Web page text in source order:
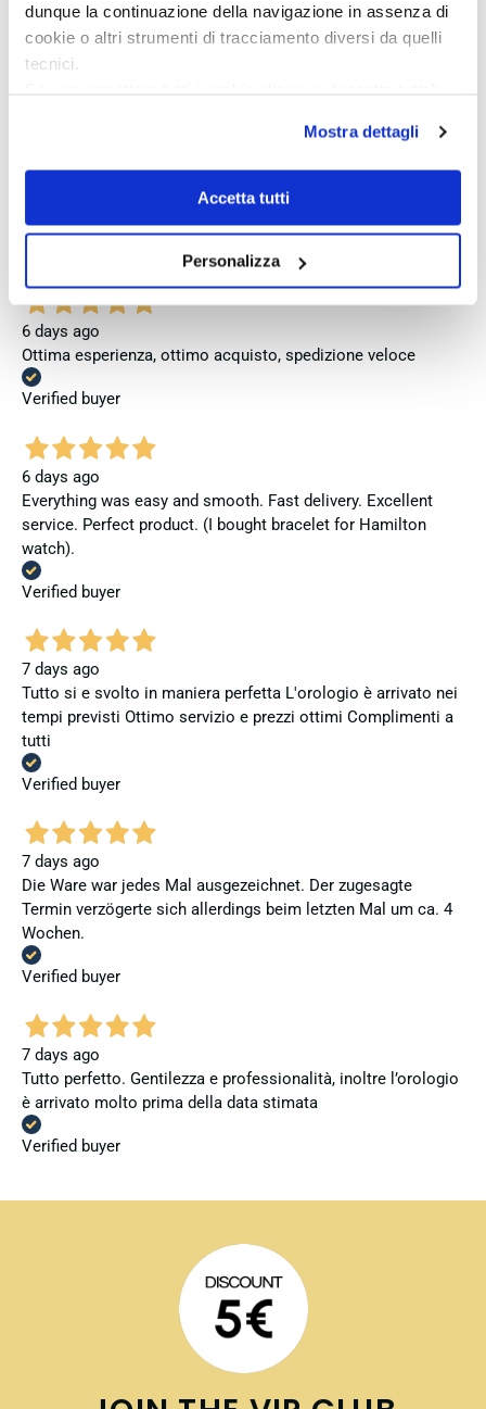
dunque la continuazione della navigazione in assenza di
cookie o altri strumenti di tracciamento diversi da quelli
tecnici.
Se vuoi saperne di più consulta laprivacy policye la
Mostra dettagli
Accetta tutti
Personalizza
4 days ago
Perfetto
6 days ago
Ottima esperienza, ottimo acquisto, spedizione veloce
Verified buyer
6 days ago
Everything was easy and smooth. Fast delivery. Excellent
service. Perfect product. (I bought bracelet for Hamilton
watch).
Verified buyer
7 days ago
Tutto si e svolto in maniera perfetta L'orologio è arrivato nei
tempi previsti Ottimo servizio e prezzi ottimi Complimenti a
tutti
Verified buyer
7 days ago
Die Ware war jedes Mal ausgezeichnet. Der zugesagte
Termin verzögerte sich allerdings beim letzten Mal um ca. 4
Wochen.
Verified buyer
7 days ago
Tutto perfetto. Gentilezza e professionalità, inoltre l’orologio
è arrivato molto prima della data stimata
Verified buyer